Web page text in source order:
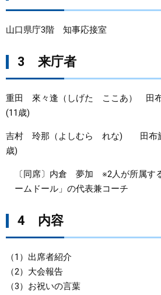
山口県庁3階 知事応接室
3 来庁者
重田 來々逢（しげた ここあ） 田布
(11歳)
吉村 玲那（よしむら れな) 田布施
歳)​
〔同席〕内倉 夢加 ※2人が所属す
ームドール」の代表兼コーチ​
4 内容
（1）出席者紹介
（2）大会報告
（3）お祝いの言葉